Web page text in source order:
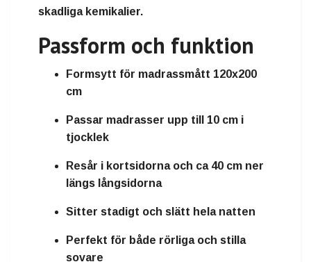
skadliga kemikalier.
Passform och funktion
Formsytt för madrassmått 120x200
cm
Passar madrasser upp till 10 cm i
tjocklek
Resår i kortsidorna och ca 40 cm ner
längs långsidorna
Sitter stadigt och slätt hela natten
Perfekt för både rörliga och stilla
sovare